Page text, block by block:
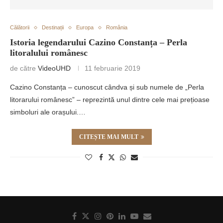
Călătorii Destinații Europa România
Istoria legendarului Cazino Constanța – Perla
litoralului românesc
de către VideoUHD 11 februarie 2019
Cazino Constanța – cunoscut cândva și sub numele de „Perla
litorarului românesc” – reprezintă unul dintre cele mai prețioase
simboluri ale orașului.…
CITEȘTE MAI MULT